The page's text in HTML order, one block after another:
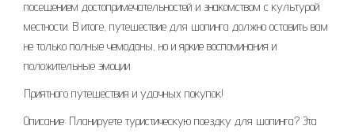
посещением достопримечательностей и знакомством с культурой
местности. В итоге, путешествие для шопинга должно оставить вам
не только полные чемоданы, но и яркие воспоминания и
положительные эмоции.
Приятного путешествия и удачных покупок!
Описание: Планируете туристическую поездку для шопинга? Эта